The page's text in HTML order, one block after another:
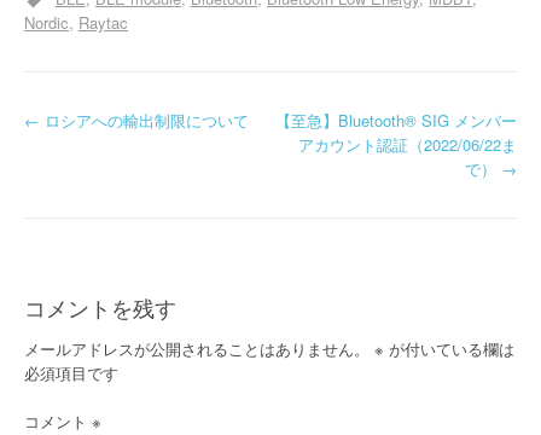
Nordic Raytac
投
ゲ
ー
シ
← ロシアへの輸出制限について
【至急】Bluetooth® SIG メンバー
アカウント認証（2022/06/22ま
で） →
コメントを残す
メールアドレスが公開されることはありません。 ※ が付いている欄は
必須項目です
コメント ※